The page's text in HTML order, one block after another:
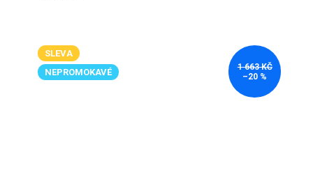
SLEVA
NEPROMOKAVÉ
1 663 KČ
–20 %